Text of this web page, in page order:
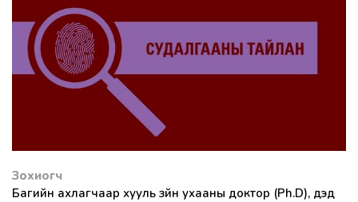
Зохиогч
Багийн ахлагчаар хууль зүйн ухааны доктор (Ph.D), дэд